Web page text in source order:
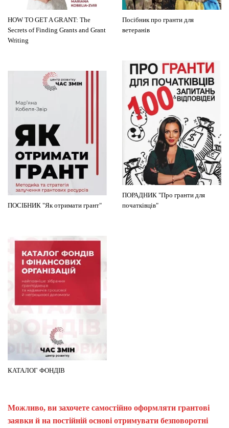
HOW TO GET A GRANT: The
Secrets of Finding Grants and Grant
Writing
Посібник про гранти для
ветеранів
ПОРАДНИК "Про гранти для
початківців"
ПОСІБНИК "Як отримати грант"
КАТАЛОГ ФОНДІВ
Можливо, ви захочете самостійно оформляти грантові
заявки й на постійній основі отримувати безповоротні